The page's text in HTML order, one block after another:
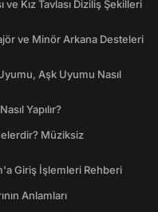
ve Kız Tavlası Diziliş Şekilleri
ve Minör Arkana Desteleri
Aşk Uyumu Nasıl
Yapılır?
Müziksiz
Giriş İşlemleri Rehberi
Anlamları